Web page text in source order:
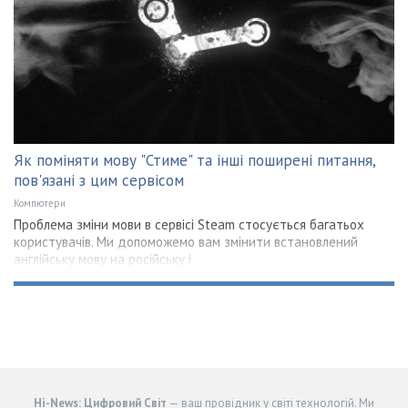
Як поміняти мову "Стиме" та інші поширені питання,
пов'язані з цим сервісом
Компютери
Проблема зміни мови в сервісі Steam стосується багатьох
користувачів. Ми допоможемо вам змінити встановлений
англійську мову на російську і
Hi-News: Цифровий Світ — ваш провідник у світі технологій. Ми